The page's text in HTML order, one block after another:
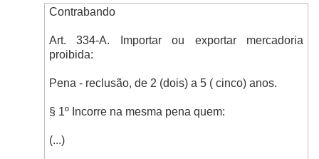
Contrabando
Art. 334-A. Importar ou exportar mercadoria
proibida:
Pena - reclusão, de 2 (dois) a 5 ( cinco) anos.
§ 1º Incorre na mesma pena quem:
(...)